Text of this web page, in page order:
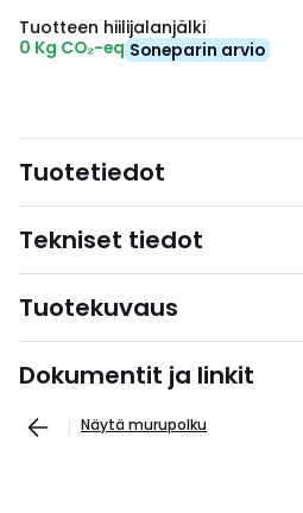
Tuotteen hiilijalanjälki
0 Kg CO₂-eq Soneparin arvio
Tuotetiedot
Tekniset tiedot
Tuotekuvaus
Dokumentit ja linkit
Näytä murupolku